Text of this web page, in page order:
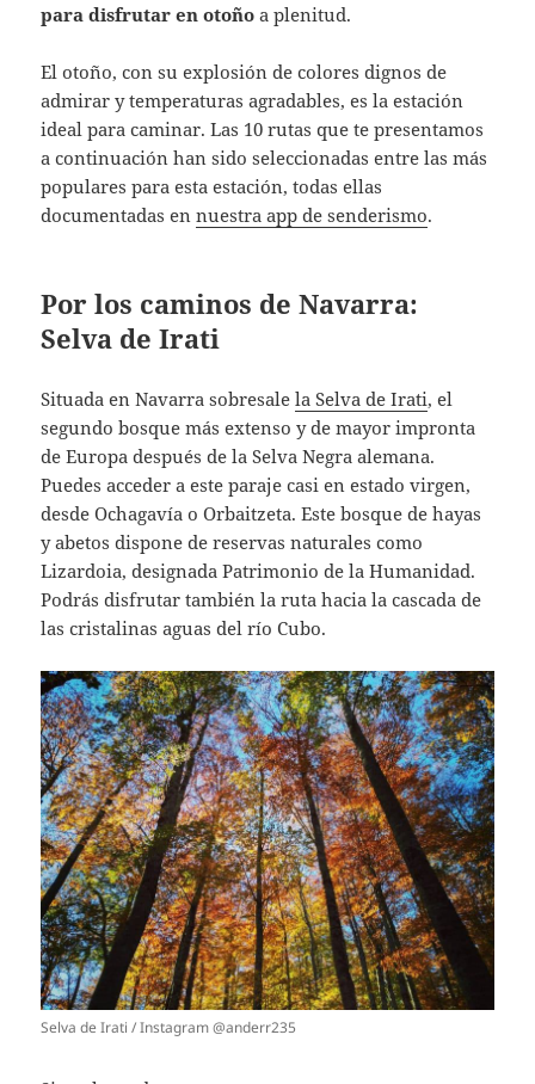
para disfrutar en otoño a plenitud.
El otoño, con su explosión de colores dignos de
admirar y temperaturas agradables, es la estación
ideal para caminar. Las 10 rutas que te presentamos
a continuación han sido seleccionadas entre las más
populares para esta estación, todas ellas
documentadas ennuestra app de senderismo.
Por los caminos de Navarra:
Selva de Irati
Situada en Navarra sobresalela Selva de Irati, el
segundo bosque más extenso y de mayor impronta
de Europa después de la Selva Negra alemana.
Puedes acceder a este paraje casi en estado virgen,
desde Ochagavía o Orbaitzeta. Este bosque de hayas
y abetos dispone de reservas naturales como
Lizardoia, designada Patrimonio de la Humanidad.
Podrás disfrutar también la ruta hacia la cascada de
las cristalinas aguas del río Cubo.
Selva de Irati / Instagram @anderr235